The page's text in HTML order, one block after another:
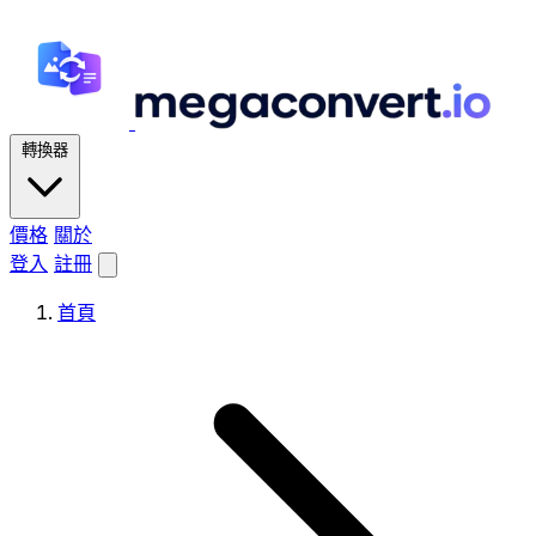
轉換器
價格 關於
登入 註冊
首頁